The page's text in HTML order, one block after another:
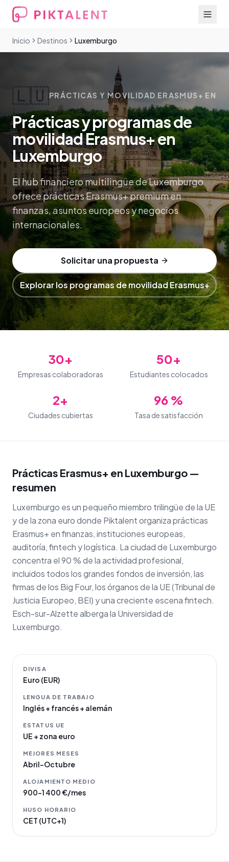
Inicio Destinos Luxemburgo
🇱🇺PRÁCTICAS Y MOVILIDAD ERASMUS+ EN
Prácticas y programas de
movilidad Erasmus+ en
Luxemburgo
El hub financiero multilingüe de Luxemburgo
ofrece prácticas Erasmus+ premium en
finanzas, asuntos europeos y negocios
internacionales.
Solicitar una propuesta
Explorar los programas de movilidad Erasmus+
30+
Empresas colaboradoras
50+
Estudiantes colocados
2+
Ciudades cubiertas
96 %
Tasa de satisfacción
Prácticas Erasmus+ en Luxemburgo —
resumen
Luxemburgo es un pequeño miembro trilingüe de la UE
y de la zona euro donde Piktalent organiza prácticas
Erasmus+ en finanzas, instituciones europeas,
auditoría, fintech y logística. La ciudad de Luxemburgo
concentra el 90 % de la actividad profesional,
incluidos todos los grandes fondos de inversión, las
firmas de los Big Four, los órganos de la UE (Tribunal de
Justicia Europeo, BEI) y una creciente escena fintech.
Esch-sur-Alzette alberga la Universidad de
Luxemburgo.
DIVISA
Euro (EUR)
LENGUA DE TRABAJO
Inglés + francés + alemán
ESTATUS UE
UE + zona euro
MEJORES MESES
Abril–Octubre
ALOJAMIENTO MEDIO
900–1 400 €/mes
HUSO HORARIO
CET (UTC+1)